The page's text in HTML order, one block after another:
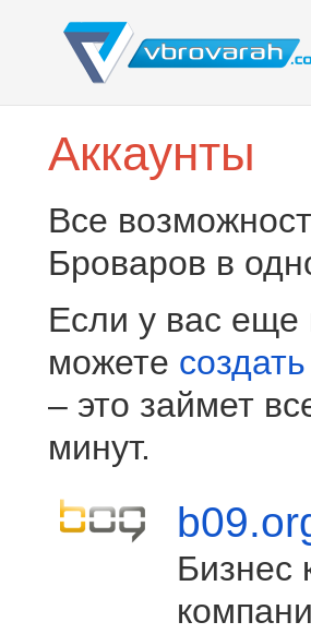
Аккаунты
Все
Броваров в
Если у вас еще
можете создать
– это займет
минут.
Бизнес